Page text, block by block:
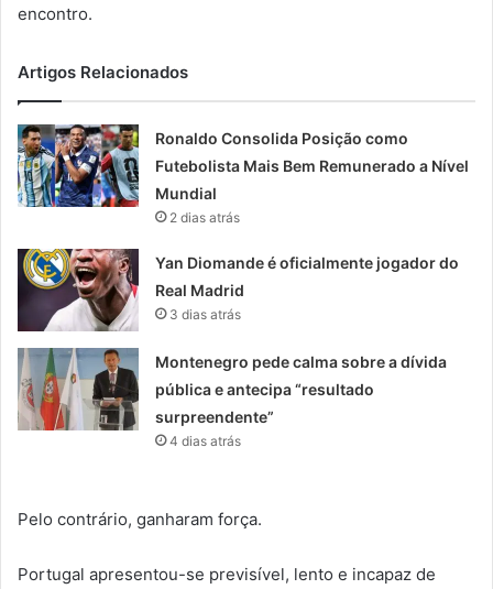
encontro.
Artigos Relacionados
Ronaldo Consolida Posição como
Futebolista Mais Bem Remunerado a Nível
Mundial
2 dias atrás
Yan Diomande é oficialmente jogador do
Real Madrid
3 dias atrás
Montenegro pede calma sobre a dívida
pública e antecipa “resultado
surpreendente”
4 dias atrás
Pelo contrário, ganharam força.
Portugal apresentou-se previsível, lento e incapaz de